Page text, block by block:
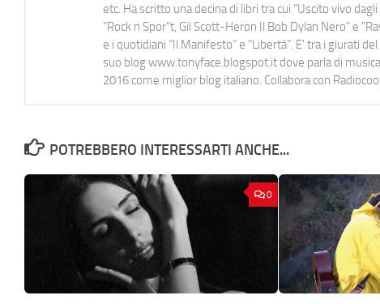
etc. Ha scritto una decina di libri tra cui "Uscito vivo
"Rock n Spor"t, Gil Scott-Heron Il Bob Dylan Nero" e
e i quotidiani “Il Manifesto” e “Libertà”. E' tra i giurati
suo blog www.tonyface.blogspot.it dove parla di
2016 come miglior blog italiano. Collabora con
POTREBBERO INTERESSARTI ANCHE...
0